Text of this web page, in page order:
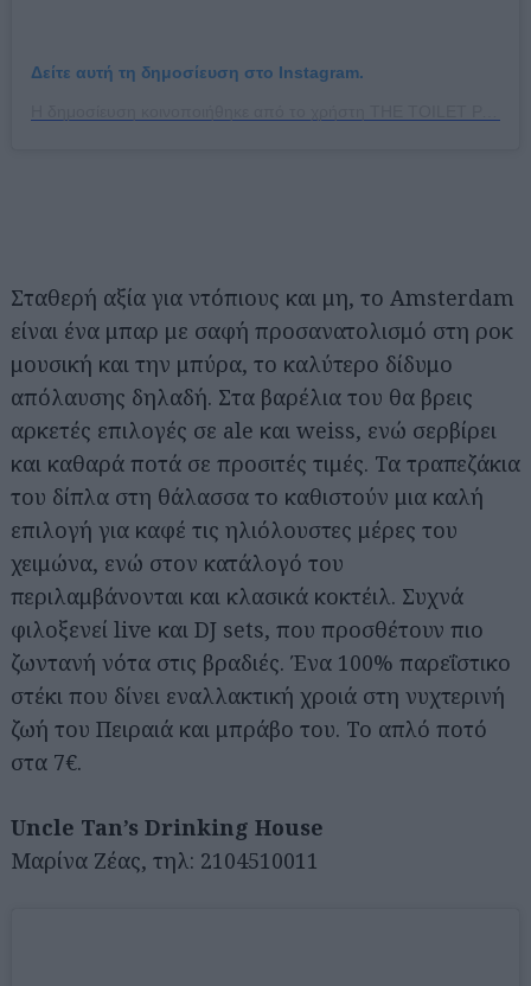
Δείτε αυτή τη δημοσίευση στο Instagram.
Σταθερή αξία για ντόπιους και μη, το Amsterdam
είναι ένα μπαρ με σαφή προσανατολισμό στη ροκ
μουσική και την μπύρα, το καλύτερο δίδυμο
απόλαυσης δηλαδή. Στα βαρέλια του θα βρεις
αρκετές επιλογές σε ale και weiss, ενώ σερβίρει
και καθαρά ποτά σε προσιτές τιμές. Τα τραπεζάκια
του δίπλα στη θάλασσα το καθιστούν μια καλή
επιλογή για καφέ τις ηλιόλουστες μέρες του
χειμώνα, ενώ στον κατάλογό του
περιλαμβάνονται και κλασικά κοκτέιλ. Συχνά
φιλοξενεί live και DJ sets, που προσθέτουν πιο
ζωντανή νότα στις βραδιές. Ένα 100% παρεΐστικο
στέκι που δίνει εναλλακτική χροιά στη νυχτερινή
ζωή του Πειραιά και μπράβο του. Το απλό ποτό
στα 7€.
Uncle Tan’s Drinking House
Μαρίνα Ζέας, τηλ: 2104510011